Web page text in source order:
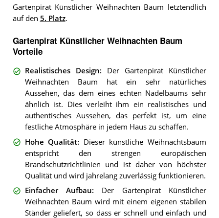
Gartenpirat Künstlicher Weihnachten Baum letztendlich
auf den 5. Platz.
Gartenpirat Künstlicher Weihnachten Baum
Vorteile
Realistisches Design: Der Gartenpirat Künstlicher
Weihnachten Baum hat ein sehr natürliches
Aussehen, das dem eines echten Nadelbaums sehr
ähnlich ist. Dies verleiht ihm ein realistisches und
authentisches Aussehen, das perfekt ist, um eine
festliche Atmosphäre in jedem Haus zu schaffen.
Hohe Qualität: Dieser künstliche Weihnachtsbaum
entspricht den strengen europäischen
Brandschutzrichtlinien und ist daher von höchster
Qualität und wird jahrelang zuverlässig funktionieren.
Einfacher Aufbau: Der Gartenpirat Künstlicher
Weihnachten Baum wird mit einem eigenen stabilen
Ständer geliefert, so dass er schnell und einfach und